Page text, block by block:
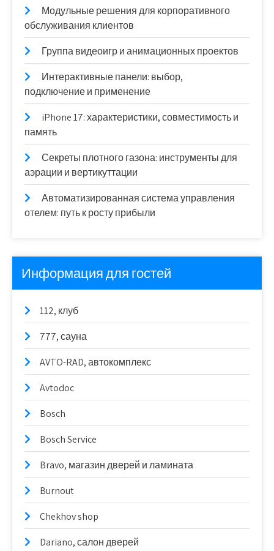
Модульные решения для корпоративного
обслуживания клиентов
Группа видеоигр и анимационных проектов
Интерактивные панели: выбор,
подключение и применение
iPhone 17: характеристики, совместимость и
память
Секреты плотного газона: инструменты для
аэрации и вертикуттации
Автоматизированная система управления
отелем: путь к росту прибыли
Информация для гостей
112, клуб
777, сауна
AVTO-RAD, автокомплекс
Avtodoc
Bosch
Bosch Service
Bravo, магазин дверей и ламината
Burnout
Chekhov shop
Dariano, салон дверей